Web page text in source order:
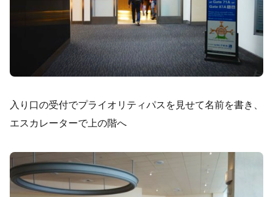
入り口の受付でプライオリティパスを見せて名前を書き、
エスカレーターで上の階へ